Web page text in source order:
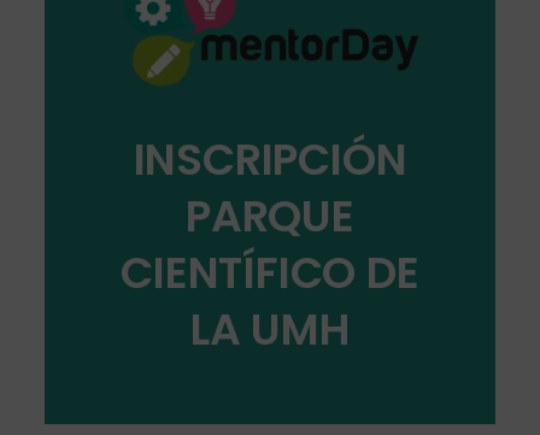
INSCRIPCIÓN
PARQUE
CIENTÍFICO DE
LA UMH